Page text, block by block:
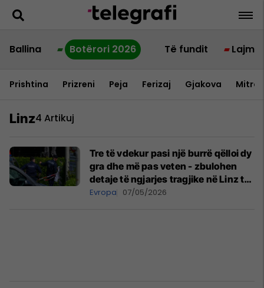
Ballina Botërori 2026 Të fundit Lajme
Prishtina Prizreni Peja Ferizaj Gjakova
Linz4 Artikuj
Tre të vdekur pasi një burrë qëlloi dy
gra dhe më pas veten - zbulohen
detaje të ngjarjes tragjike në Linz të
Austrisë
Evropa 07/05/2026